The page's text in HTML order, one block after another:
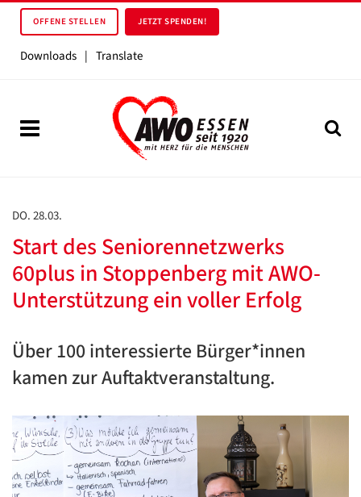
OFFENE STELLEN JETZT SPENDEN!
Downloads | Translate
DO. 28.03.
Start des Seniorennetzwerks
60plus in Stoppenberg mit AWO-
Unterstützung ein voller Erfolg
Über 100 interessierte Bürger*innen
kamen zur Auftaktveranstaltung.